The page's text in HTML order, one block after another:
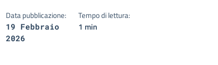
Data pubblicazione:
19 Febbraio
2026
Tempo di lettura:
1 min